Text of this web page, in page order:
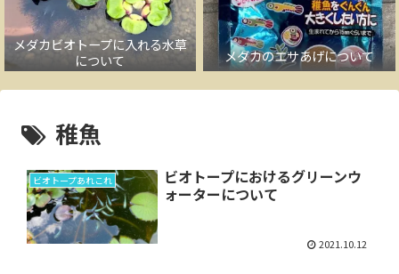
メダカビオトープに入れる水草
について
メダカのエサあげについて
稚魚
ビオトープあれこれ
ビオトープにおけるグリーンウ
ォーターについて
2021.10.12